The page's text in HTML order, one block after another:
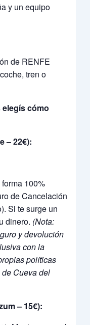
y un equipo
de RENFE
tren o
elegís cómo
– 22€):
100%
de Cancelación
Si te surge un
dinero. (Nota:
y devolución
con la
políticas
Cueva del
– 15€):